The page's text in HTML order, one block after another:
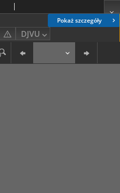
Pokaż szczegóły
DJVU